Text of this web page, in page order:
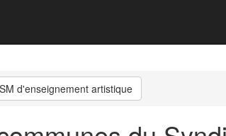
SM d'enseignement artistique